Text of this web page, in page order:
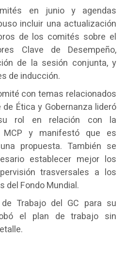
en junio y agendas
incluir una actualización
de los comités sobre el
Clave de Desempeño,
de la sesión conjunta, y
de inducción.
con temas relacionados
Ética y Gobernanza lideró
rol en relación con la
y manifestó que es
propuesta. También se
establecer mejor los
trasversales a los
del Fondo Mundial.
Trabajo del GC para su
el plan de trabajo sin